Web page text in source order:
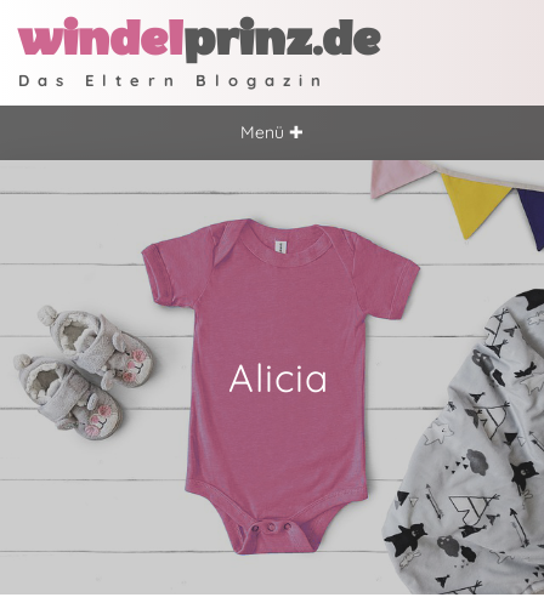
windelprinz.de
Das Eltern Blogazin
Menü ✚
Alicia